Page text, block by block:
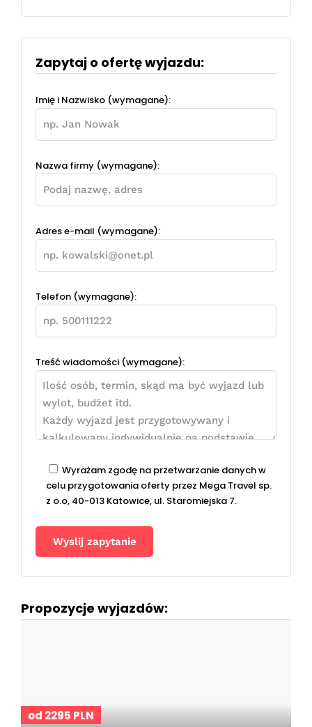
Zapytaj o ofertę wyjazdu:
Imię i Nazwisko (wymagane):
Nazwa firmy (wymagane):
Adres e-mail (wymagane):
Telefon (wymagane):
Treść wiadomości (wymagane):
Wyrażam zgodę na przetwarzanie danych w
celu przygotowania oferty przez Mega Travel sp.
z o.o, 40-013 Katowice, ul. Staromiejska 7.
Propozycje wyjazdów:
od 2295 PLN